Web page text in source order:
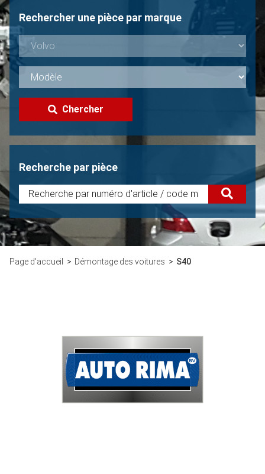
Rechercher une pièce par marque
Chercher
Recherche par pièce
Page d'accueil Démontage des voitures S40